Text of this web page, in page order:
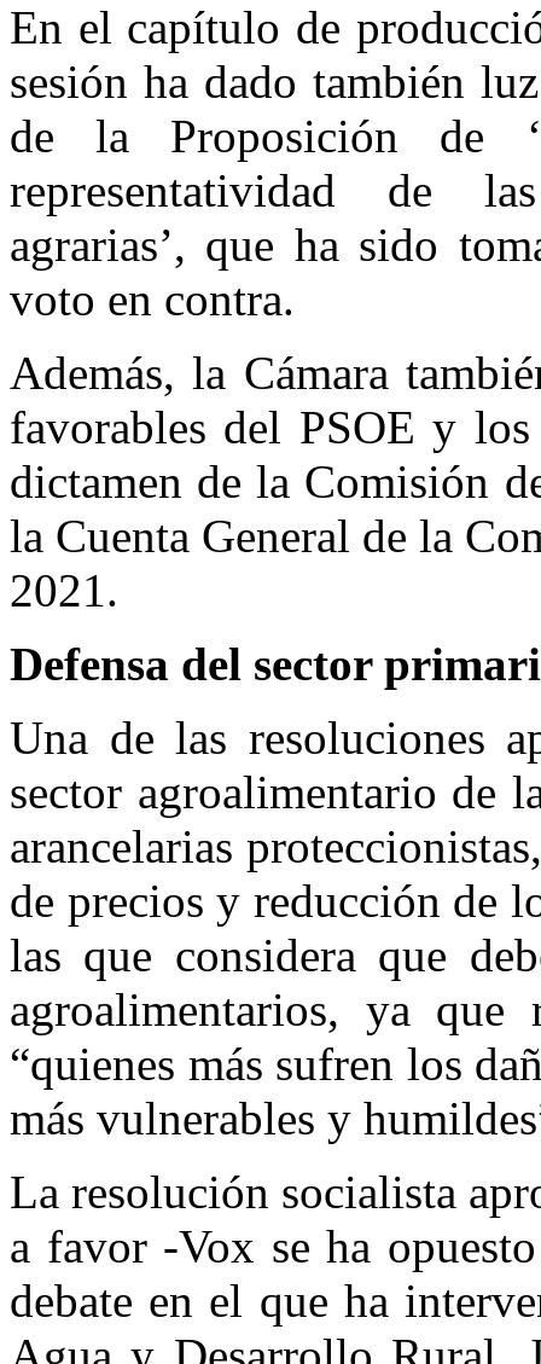
En el capítulo de
sesión ha dado también
de la Proposición de
representatividad de
agrarias’, que ha sido
voto en contra.
Además, la Cámara
favorables del PSOE y
dictamen de la Comisión
la Cuenta General de la
2021.
Defensa del sector
Una de las resoluciones
sector agroalimentario de
arancelarias
de precios y reducción de
las que considera que
agroalimentarios, ya que
“quienes más sufren los
más vulnerables y
La resolución socialista
a favor -Vox se ha
debate en el que ha